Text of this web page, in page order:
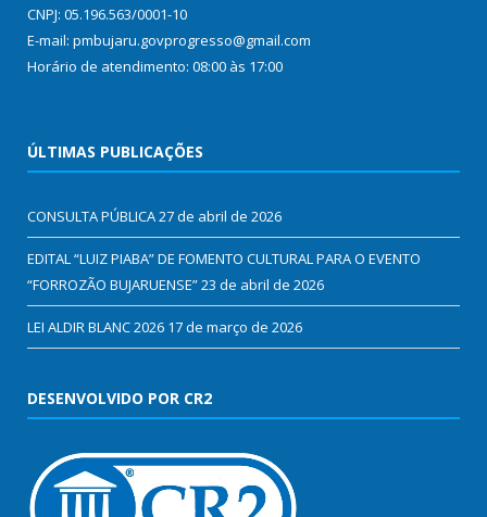
CNPJ: 05.196.563/0001-10
E-mail: pmbujaru.govprogresso@gmail.com
Horário de atendimento: 08:00 às 17:00
ÚLTIMAS PUBLICAÇÕES
CONSULTA PÚBLICA27 de abril de 2026
EDITAL “LUIZ PIABA” DE FOMENTO CULTURAL PARA O EVENTO
“FORROZÃO BUJARUENSE”23 de abril de 2026
LEI ALDIR BLANC 2026 17 de março de 2026
DESENVOLVIDO POR CR2